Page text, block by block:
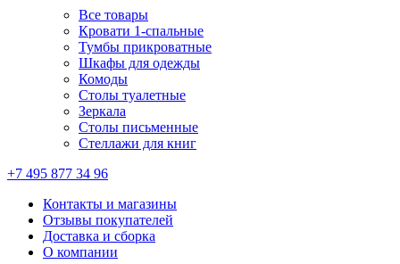
Все товары
Кровати 1-спальные
Тумбы прикроватные
Шкафы для одежды
Комоды
Столы туалетные
Зеркала
Столы письменные
Стеллажи для книг
+7 495 877 34 96
Контакты и магазины
Отзывы покупателей
Доставка и сборка
О компании